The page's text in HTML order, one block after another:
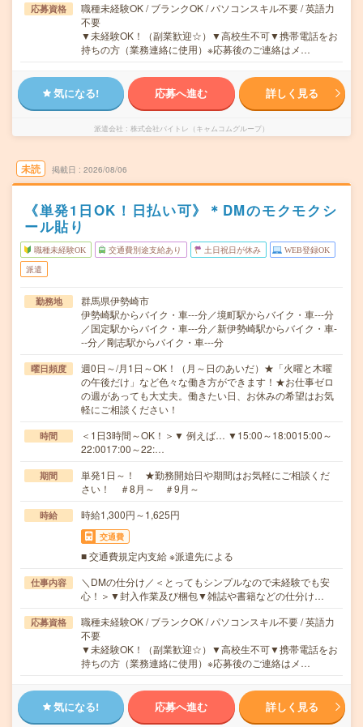
応募資格
職種未経験OK / ブランクOK / パソコンスキル不要 / 英語力
不要
▼未経験OK！（副業歓迎☆）▼高校生不可▼携帯電話をお
持ちの方（業務連絡に使用）※応募後のご連絡はメ…
気になる! 応募へ進む 詳しく見る
派遣会社 株式会社バイトレ（キャムコムグループ）
未読 掲載日 2026/08/06
《単発1日OK！日払い可》＊DMのモクモクシ
ール貼り
職種未経験OK 交通費別途支給あり 土日祝日が休み WEB登録OK
派遣
勤務地
群馬県伊勢崎市
伊勢崎駅からバイク・車---分／境町駅からバイク・車---分
／国定駅からバイク・車---分／新伊勢崎駅からバイク・車-
--分／剛志駅からバイク・車---分
曜日頻度
週0日～/月1日～OK！（月～日のあいだ）★「火曜と木曜
の午後だけ」など色々な働き方ができます！★お仕事ゼロ
の週があっても大丈夫。働きたい日、お休みの希望はお気
軽にご相談ください！
時間
＜1日3時間～OK！＞▼ 例えば… ▼15:00～18:0015:00～
22:0017:00～22:…
期間
単発1日～！ ★勤務開始日や期間はお気軽にご相談くだ
さい！ ＃8月～ ＃9月～
時給 時給1,300円～1,625円
交通費
■ 交通費規定内支給 ※派遣先による
仕事内容
＼DMの仕分け／＜とってもシンプルなので未経験でも安
心！＞▼封入作業及び梱包▼雑誌や書籍などの仕分け…
応募資格
職種未経験OK / ブランクOK / パソコンスキル不要 / 英語力
不要
▼未経験OK！（副業歓迎☆）▼高校生不可▼携帯電話をお
持ちの方（業務連絡に使用）※応募後のご連絡はメ…
気になる! 応募へ進む 詳しく見る